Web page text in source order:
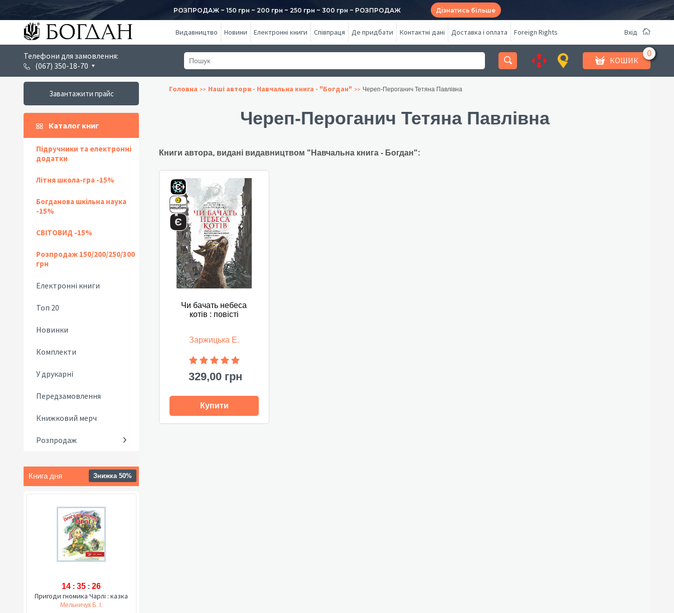
РОЗПРОДАЖ ~ 150 грн ~ 200 грн ~ 250 грн ~ 300 грн ~ РОЗПРОДАЖ Дізнатись більше
Видавництво Новини Електронні книги Співпраця Де придбати Контактні дані Доставка і оплата Foreign Rights Вхід
Телефони для замовлення:
(067) 350-18-70
КОШИК
Завантажити прайс
Каталог книг
Підручники та електронні
додатки
Літня школа-гра -15%
Богданова шкільна наука
-15%
СВІТОВИД -15%
Розпродаж 150/200/250/300
грн
Електронні книги
Топ 20
Новинки
Комплекти
У друкарні
Передзамовлення
Книжковий мерч
Розпродаж
Книга дня Знижка 50%
14 : 35 : 25
Пригоди гномика Чарлі : казка
Мельничук Б. І.
Головна Наші автори - Навчальна книга - "Богдан" Череп-Пероганич Тетяна Павлівна
Череп-Пероганич Тетяна Павлівна
Книги автора, видані видавництвом "Навчальна книга - Богдан":
Чи бачать небеса
котів : повісті
Заржицька Е.
329,00 грн
Купити